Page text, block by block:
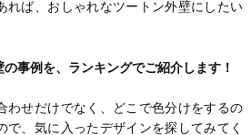
れば、おしゃれなツートン外壁にしたい
の事例を、ランキングでご紹介します！
わせだけでなく、どこで色分けをするの
で、気に入ったデザインを探してみてく